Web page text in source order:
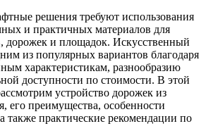
решения требуют использования
и практичных материалов для
дорожек и площадок. Искусственный
из популярных вариантов благодаря
характеристикам, разнообразию
доступности по стоимости. В этой
устройство дорожек из
его преимущества, особенности
также практические рекомендации по